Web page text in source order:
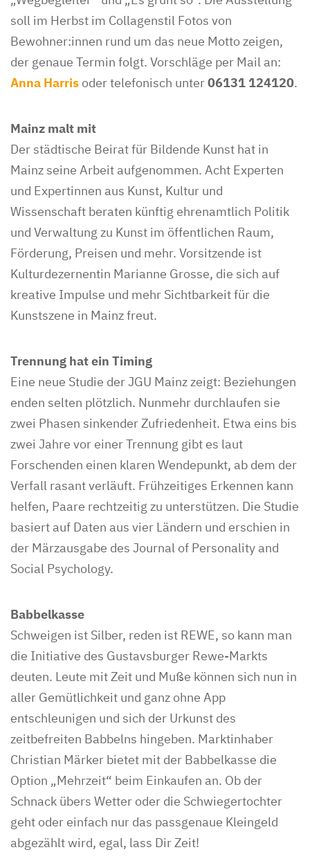
soll im Herbst im Collagenstil Fotos von
Bewohner:innen rund um das neue Motto zeigen,
der genaue Termin folgt. Vorschläge per Mail an:
Anna Harris oder telefonisch unter06131 124120.
Mainz malt mit
Der städtische Beirat für Bildende Kunst hat in
Mainz seine Arbeit aufgenommen. Acht Experten
und Expertinnen aus Kunst, Kultur und
Wissenschaft beraten künftig ehrenamtlich Politik
und Verwaltung zu Kunst im öffentlichen Raum,
Förderung, Preisen und mehr. Vorsitzende ist
Kulturdezernentin Marianne Grosse, die sich auf
kreative Impulse und mehr Sichtbarkeit für die
Kunstszene in Mainz freut.
Trennung hat ein Timing
Eine neue Studie der JGU Mainz zeigt: Beziehungen
enden selten plötzlich. Nunmehr durchlaufen sie
zwei Phasen sinkender Zufriedenheit. Etwa eins bis
zwei Jahre vor einer Trennung gibt es laut
Forschenden einen klaren Wendepunkt, ab dem der
Verfall rasant verläuft. Frühzeitiges Erkennen kann
helfen, Paare rechtzeitig zu unterstützen. Die Studie
basiert auf Daten aus vier Ländern und erschien in
der Märzausgabe des Journal of Personality and
Social Psychology.
Babbelkasse
Schweigen ist Silber, reden ist REWE, so kann man
die Initiative des Gustavsburger Rewe-Markts
deuten. Leute mit Zeit und Muße können sich nun in
aller Gemütlichkeit und ganz ohne App
entschleunigen und sich der Urkunst des
zeitbefreiten Babbelns hingeben. Marktinhaber
Christian Märker bietet mit der Babbelkasse die
Option „Mehrzeit“ beim Einkaufen an. Ob der
Schnack übers Wetter oder die Schwiegertochter
geht oder einfach nur das passgenaue Kleingeld
abgezählt wird, egal, lass Dir Zeit!